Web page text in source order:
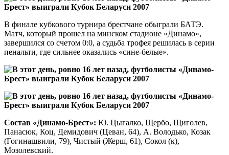
В финале кубкового турнира брестчане обыграли БАТЭ.
Матч, который прошел на минском стадионе «Динамо»,
завершился со счетом 0:0, а судьба трофея решилась в серии
пенальти, где сильнее оказались «сине-белые».
Состав «Динамо-Брест»: Ю. Цыгалко, Щербо, Щиголев,
Панасюк, Коц, Демидович (Цеван, 64), А. Володько, Козак
(Гогинашвили, 79), Чистый (Жерш, 61), Сокол (к),
Мозолевский.